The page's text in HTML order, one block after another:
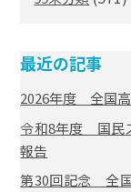
最近の記事
2026年度 全国
令和8年度 国民
報告
第30回記念 全